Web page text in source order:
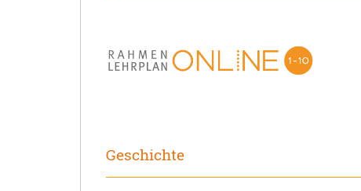
Geschichte